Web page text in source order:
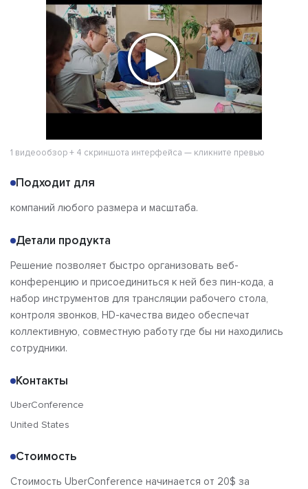
Сравнения
Отзывы
1 видеообзор + 4 скриншота интерфейса — кликните превью
Подходит для
компаний любого размера и масштаба.
Детали продукта
Решение позволяет быстро организовать веб-
конференцию и присоединиться к ней без пин-кода, а
набор инструментов для трансляции рабочего стола,
контроля звонков, HD-качества видео обеспечат
коллективную, совместную работу где бы ни находились
сотрудники.
Контакты
UberConference
United States
Стоимость
Стоимость UberConference начинается от 20$ за